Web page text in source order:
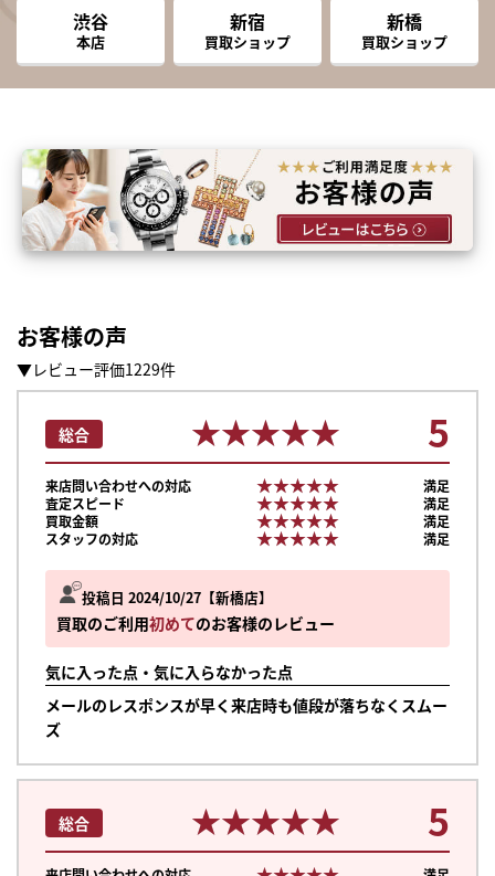
渋谷
本店
新宿
買取ショップ
新橋
買取ショップ
お客様の声
▼レビュー評価1229件
投稿日 2024/10/27 新橋店
買取のご利用初めてのお客様のレビュー
気に入った点・気に入らなかった点
メールのレスポンスが早く来店時も値段が落ちなくスムー
ズ
総合 ★★★★★
★★★★★ 5
来店問い合わせへの対応 ★★★★★
★★★★★
満足
査定スピード
★★★★★
★★★★★
満足
買取金額
★★★★★
★★★★★
満足
スタッフの対応
★★★★★
★★★★★ 満足
総合 ★★★★★
★★★★★ 5
まずは